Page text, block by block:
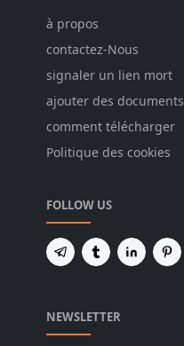
à propos
contactez-Nous
signaler un lien mort
ajouter des documents
comment télécharger
Politique des cookies
FOLLOW US
NEWSLETTER